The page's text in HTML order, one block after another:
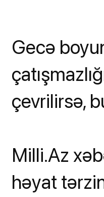
Gecə
çevrilirsə,
Milli.Az
həyat